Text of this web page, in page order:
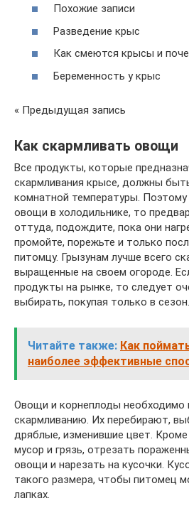
Похожие записи
Разведение крыс
Как смеются крысы и
Беременность у крыс
« Предыдущая запись
Как скармливать овощи
Все продукты, которые
скармливания крысе, должны
комнатной температуры. Поэтому
овощи в холодильнике, то
оттуда, подождите, пока они
промойте, порежьте и только
питомцу. Грызунам лучше всего
выращенные на своем огороде.
продукты на рынке, то следует
выбирать, покупая только в сезон.
Читайте также: Как
наиболее эффективные
Овощи и корнеплоды необходимо
скармливанию. Их перебирают,
дряблые, изменившие цвет.
мусор и грязь, отрезать
овощи и нарезать на кусочки.
такого размера, чтобы питомец
лапках.